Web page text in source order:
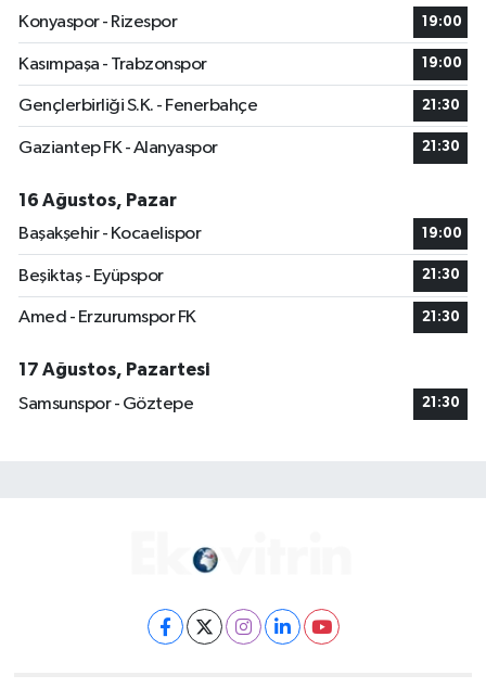
Konyaspor - Rizespor
19:00
Kasımpaşa - Trabzonspor 19:00
Gençlerbirliği S.K. - Fenerbahçe 21:30
Gaziantep FK - Alanyaspor 21:30
16 Ağustos, Pazar
Başakşehir - Kocaelispor
19:00
Beşiktaş - Eyüpspor 21:30
Amed - Erzurumspor FK 21:30
17 Ağustos, Pazartesi
Samsunspor - Göztepe
21:30